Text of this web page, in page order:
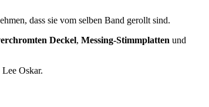
dass sie vom selben Band gerollt sind.
Deckel, Messing-Stimmplatten und
Oskar.